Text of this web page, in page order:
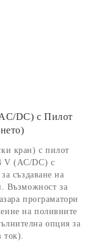
DC) с Пилот
кран) с пилот
V (AC/DC) с
създаване на
Възможност за
програматори
на поливните
опция за
ток).